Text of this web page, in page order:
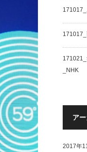
_NHK
ア
2017年